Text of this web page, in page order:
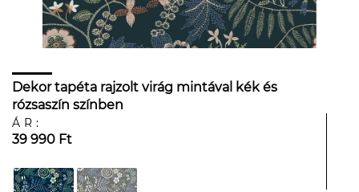
Dekor tapéta rajzolt virág mintával kék és
rózsaszín színben
ÁR:
39 990 Ft